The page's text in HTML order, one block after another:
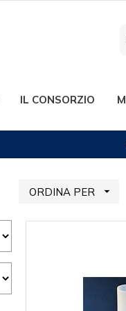
IL CONSORZIO
ORDINA PER 